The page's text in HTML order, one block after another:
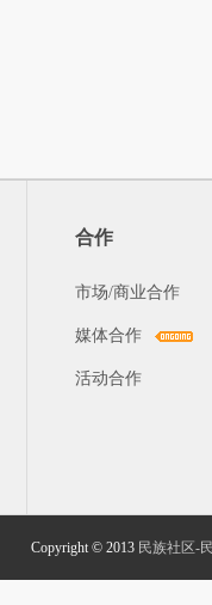
合作
市场/商业合作
媒体合作
活动合作
Copyright © 2013 民族社区-